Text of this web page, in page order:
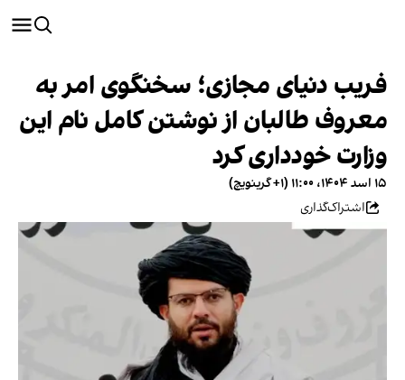
فریب دنیای مجازی؛ سخنگوی امر به
معروف طالبان از نوشتن کامل نام این
وزارت خودداری کرد
۱۵ اسد ۱۴۰۴، ۱۱:۰۰ (‎+۱ گرینویچ)
اشتراک‌گذاری